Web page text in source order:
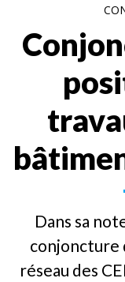
Dans sa
conjoncture
réseau des